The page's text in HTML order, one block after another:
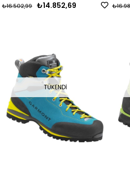
₺14.852,69
₺16.502,99
TÜKENDI